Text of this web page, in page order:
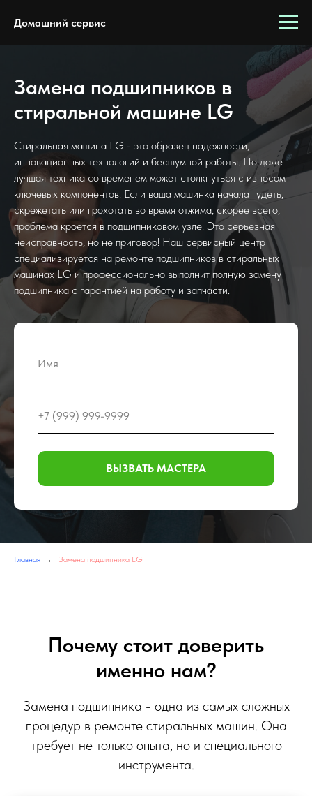
Домашний сервис
Замена подшипников в
стиральной машине LG
Стиральная машина LG - это образец надежности,
инновационных технологий и бесшумной работы. Но даже
лучшая техника со временем может столкнуться с износом
ключевых компонентов. Если ваша машинка начала гудеть,
скрежетать или грохотать во время отжима, скорее всего,
проблема кроется в подшипниковом узле. Это серьезная
неисправность, но не приговор! Наш сервисный центр
специализируется на ремонте подшипников в стиральных
машинах LG и профессионально выполнит полную замену
подшипника с гарантией на работу и запчасти.
ВЫЗВАТЬ МАСТЕРА
Главная → Замена подшипника LG
Почему стоит доверить
именно нам?
Замена подшипника - одна из самых сложных
процедур в ремонте стиральных машин. Она
требует не только опыта, но и специального
инструмента.